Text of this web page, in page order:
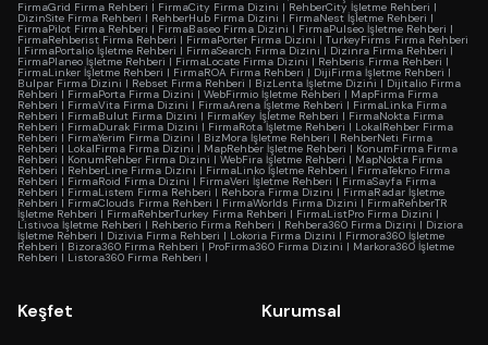
FirmaGrid Firma Rehberi | FirmaCity Firma Dizini | RehberCity İşletme Rehberi |
DizinSite Firma Rehberi | RehberHub Firma Dizini | FirmaNest İşletme Rehberi |
FirmaPilot Firma Rehberi | FirmaBaseo Firma Dizini | FirmaPulseo İşletme Rehberi |
FirmaRehberist Firma Rehberi | FirmaPorter Firma Dizini | TurkeyFirms Firma Rehberi
| FirmaPortalio İşletme Rehberi | FirmaSearch Firma Dizini | Dizinra Firma Rehberi |
FirmaPlaneo İşletme Rehberi | FirmaLocate Firma Dizini | Rehberis Firma Rehberi |
FirmaLinker İşletme Rehberi | FirmaROA Firma Rehberi | DijiFirma İşletme Rehberi |
Bulpar Firma Dizini | Rebset Firma Rehberi | BizLenta İşletme Dizini | Dijitalio Firma
Rehberi | FirmaPorta Firma Dizini | WebFirmio İşletme Rehberi | MapFirma Firma
Rehberi | FirmaVita Firma Dizini | FirmaArena İşletme Rehberi | FirmaLinka Firma
Rehberi | FirmaBulut Firma Dizini | FirmaKey İşletme Rehberi | FirmaNokta Firma
Rehberi | FirmaDurak Firma Dizini | FirmaRota İşletme Rehberi | LokalRehber Firma
Rehberi | FirmaYerim Firma Dizini | BizMora İşletme Rehberi | RehberNeti Firma
Rehberi | LokalFirma Firma Dizini | MapRehber İşletme Rehberi | KonumFirma Firma
Rehberi | KonumRehber Firma Dizini | WebFira İşletme Rehberi | MapNokta Firma
Rehberi | RehberLine Firma Dizini | FirmaLinko İşletme Rehberi | FirmaTekno Firma
Rehberi | FirmaRoid Firma Dizini | FirmaVeri İşletme Rehberi | FirmaSayfa Firma
Rehberi | FirmaListem Firma Rehberi | Rehbora Firma Dizini | FirmaRadar İşletme
Rehberi | FirmaClouds Firma Rehberi | FirmaWorlds Firma Dizini | FirmaRehberTR
İşletme Rehberi | FirmaRehberTurkey Firma Rehberi | FirmaListPro Firma Dizini |
Listivoa İşletme Rehberi | Rehberio Firma Rehberi | Rehbera360 Firma Dizini | Diziora
İşletme Rehberi | Dizivia Firma Rehberi | Lokoria Firma Dizini | Firmora360 İşletme
Rehberi | Bizora360 Firma Rehberi | ProFirma360 Firma Dizini | Markora360 İşletme
Rehberi | Listora360 Firma Rehberi |
Keşfet Kurumsal